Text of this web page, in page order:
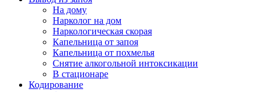
На дому
Нарколог на дом
Наркологическая скорая
Капельница от запоя
Капельница от похмелья
Снятие алкогольной интоксикации
В стационаре
Кодирование